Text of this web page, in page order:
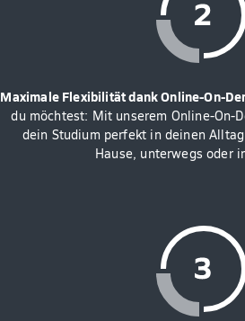
Maximale Flexibilität dank Online-On-
du möchtest: Mit unserem Online-On-
dein Studium perfekt in deinen
Hause, unterwegs oder